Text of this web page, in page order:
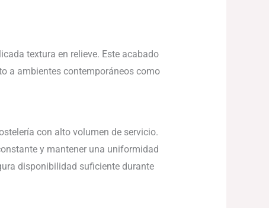
textura en relieve. Este acabado
a ambientes contemporáneos como
con alto volumen de servicio.
y mantener una uniformidad
disponibilidad suficiente durante